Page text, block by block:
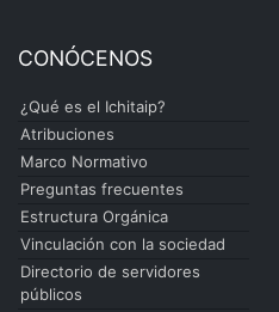
CONÓCENOS
¿Qué es el Ichitaip?
Atribuciones
Marco Normativo
Preguntas frecuentes
Estructura Orgánica
Vinculación con la sociedad
Directorio de servidores
públicos